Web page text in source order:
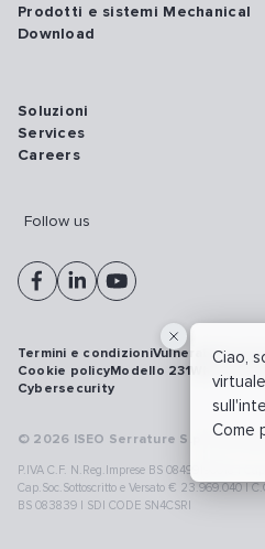
Ciao,
Come
Prodotti e sistemi Mechanical
Download
Soluzioni
Services
Careers
Follow us
© 2026 ISEO Serrature S.p.A. All
P.IVA C.F. N.Reg.Imprese BS 08499190018 |
Cap.Soc.Sottoscritto e Versato € 23.969.040 |
BS 083839 | SDI CODE SN4CSRI
Termini e condizioniVulnerability
Cookie policyModello 231
Cybersecurity